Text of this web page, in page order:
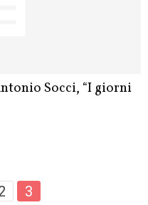
Socci, “I giorni
3